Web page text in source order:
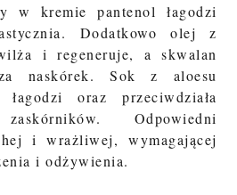
w kremie pantenol łagodzi
Dodatkowo olej z
i regeneruje, a skwalan
naskórek. Sok z aloesu
łagodzi oraz przeciwdziała
Odpowiedni
i wrażliwej, wymagającej
i odżywienia.